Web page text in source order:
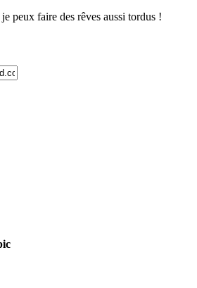
peux faire des rêves aussi tordus !